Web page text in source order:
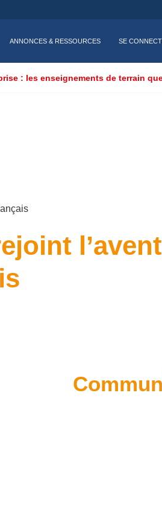
ANNONCES & RESSOURCES SE
: les enseignements de terrain